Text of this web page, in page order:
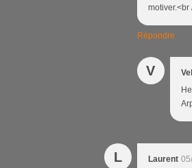
motiver.<br
Répondre
V
L Laurent